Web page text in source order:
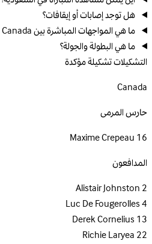
هل توجد إصابات أو إيقافات؟
ما هي المواجهات المباشرة بين Canada وBosnia and Herzegovina؟
ما هي البطولة والجولة؟
التشكيلاتتشكيلة مؤكدة
Canada
حارس المرمى
16
Maxime Crepeau
المدافعون
2
Alistair Johnston
4
Luc De Fougerolles
13
Derek Cornelius
22
Richie Laryea